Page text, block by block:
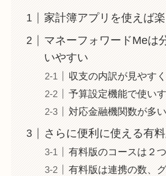
家計簿アプリを使えば
マネーフォワードMeは
いやすい
収支の内訳が見やす
予算設定機能で使い
対応金融機関数が多い
さらに便利に使える有
有料版のコースは２つ
有料版は連携の数、